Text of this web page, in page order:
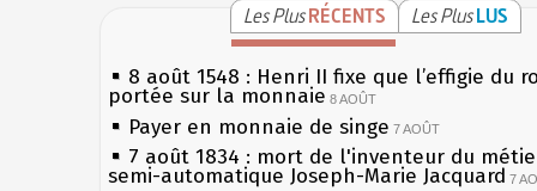
Les PlusRÉCENTS Les PlusLUS
8 août 1548 : Henri II fixe que l’effigie du
portée sur la monnaie 8 AOÛT
Payer en monnaie de singe 7 AOÛT
7 août 1834 : mort de l'inventeur du
semi-automatique Joseph-Marie Jacquard 7